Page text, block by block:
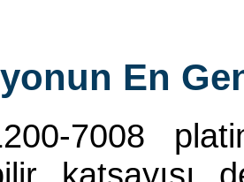
En
7008
katsayısı